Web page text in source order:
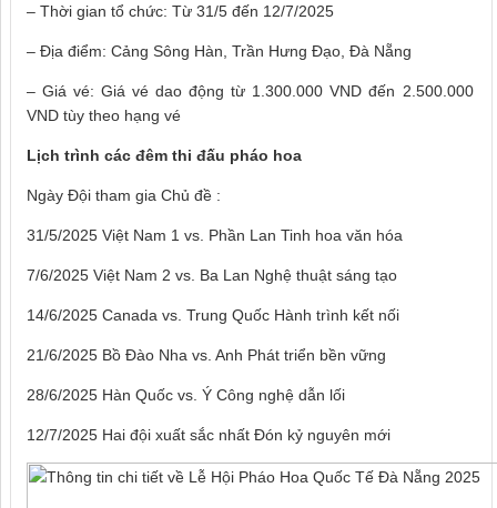
– Thời gian tổ chức: Từ 31/5 đến 12/7/2025
– Địa điểm: Cảng Sông Hàn, Trần Hưng Đạo, Đà Nẵng
– Giá vé: Giá vé dao động từ 1.300.000 VND đến 2.500.000
VND tùy theo hạng vé
Lịch trình các đêm thi đấu pháo hoa
Ngày Đội tham gia Chủ đề :
31/5/2025 Việt Nam 1 vs. Phần Lan Tinh hoa văn hóa
7/6/2025 Việt Nam 2 vs. Ba Lan Nghệ thuật sáng tạo
14/6/2025 Canada vs. Trung Quốc Hành trình kết nối
21/6/2025 Bồ Đào Nha vs. Anh Phát triển bền vững
28/6/2025 Hàn Quốc vs. Ý Công nghệ dẫn lối
12/7/2025 Hai đội xuất sắc nhất Đón kỷ nguyên mới